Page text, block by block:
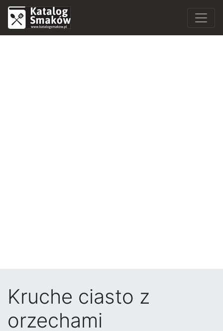
Kruche ciasto z
orzechami